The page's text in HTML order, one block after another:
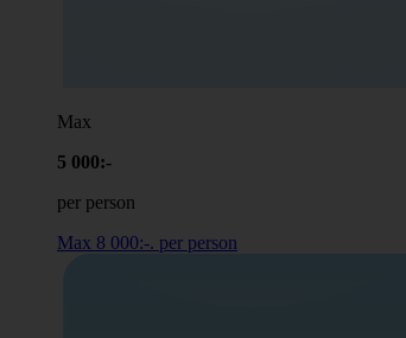
Max
5 000:-
per person
Max 8 000:-. per person